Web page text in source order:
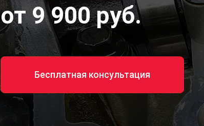
от 9 900 руб.
Бесплатная консультация